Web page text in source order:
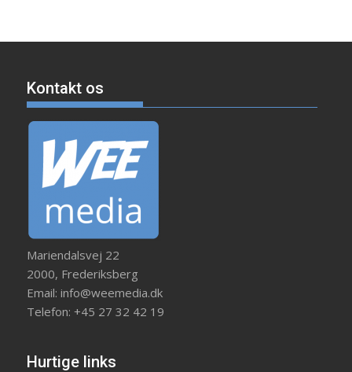
Kontakt os
Mariendalsvej 22
2000, Frederiksberg
Email: info@weemedia.dk
Telefon: +45 27 32 42 19
Hurtige links